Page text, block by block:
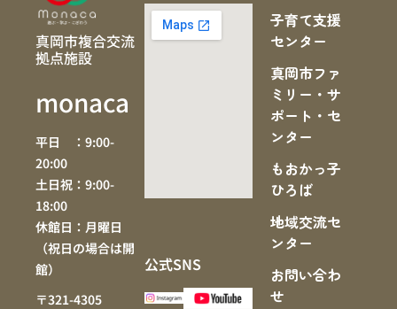
真岡市複合交流
拠点施設
monaca
平日 ：9:00-
20:00
土日祝：9:00-
18:00
休館日：月曜日
（祝日の場合は開
館）
〒321-4305
公式SNS
子育て支援
センター
真岡市ファ
ミリー・サ
ポート・セ
ンター
もおかっ子
ひろば
地域交流セ
ンター
お問い合わ
せ